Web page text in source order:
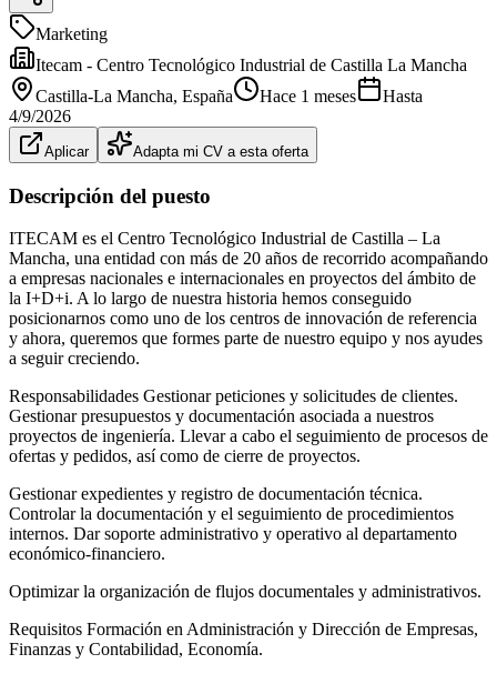
Marketing
Itecam - Centro Tecnológico Industrial de Castilla La Mancha
Castilla-La Mancha, España Hace 1 meses
Hasta
4/9/2026
Aplicar Adapta mi CV a esta oferta
Descripción del puesto
ITECAM es el Centro Tecnológico Industrial de Castilla – La
Mancha, una entidad con más de 20 años de recorrido acompañando
a empresas nacionales e internacionales en proyectos del ámbito de
la I+D+i. A lo largo de nuestra historia hemos conseguido
posicionarnos como uno de los centros de innovación de referencia
y ahora, queremos que formes parte de nuestro equipo y nos ayudes
a seguir creciendo.
Responsabilidades Gestionar peticiones y solicitudes de clientes.
Gestionar presupuestos y documentación asociada a nuestros
proyectos de ingeniería. Llevar a cabo el seguimiento de procesos de
ofertas y pedidos, así como de cierre de proyectos.
Gestionar expedientes y registro de documentación técnica.
Controlar la documentación y el seguimiento de procedimientos
internos. Dar soporte administrativo y operativo al departamento
económico‐financiero.
Optimizar la organización de flujos documentales y administrativos.
Requisitos Formación en Administración y Dirección de Empresas,
Finanzas y Contabilidad, Economía.